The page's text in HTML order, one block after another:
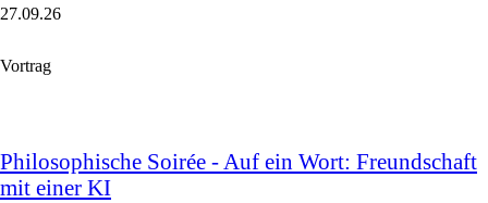
27.09.26
Vortrag
Philosophische Soirée - Auf ein Wort: Freundschaft
mit einer KI